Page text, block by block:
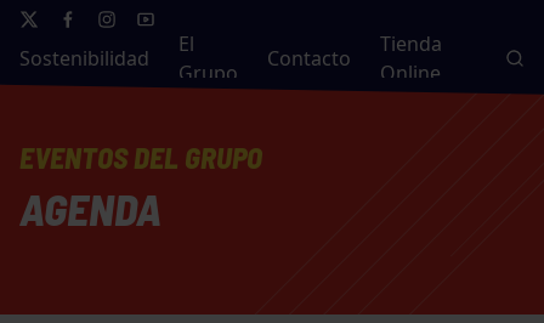
Sostenibilidad
El
Grupo
Contacto
Tienda
Online
EVENTOS DEL GRUPO
AGENDA